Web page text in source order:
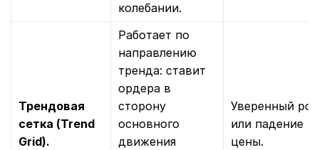
колебании.
Трендовая
сетка (Trend
Grid).
Работает по
направлению
тренда: ставит
ордера в
сторону
основного
движения
Уверенный
или падение
цены.